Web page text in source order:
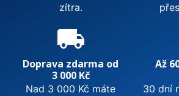
zítra.
local_shipping
Doprava zdarma od
3 000 Kč
Nad 3 000 Kč máte
Až
30 dní